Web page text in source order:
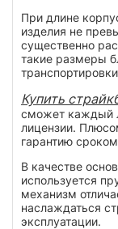
При длине
изделия не
существенно
такие размеры
Купить
сможет каждый
лицензии.
гарантию
В качестве
используется
механизм
наслаждаться
эксплуатации.